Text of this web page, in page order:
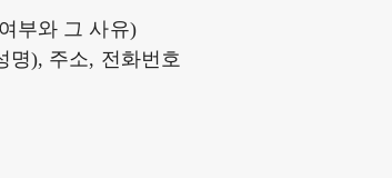
부와 그 사유)
명), 주소, 전화번호